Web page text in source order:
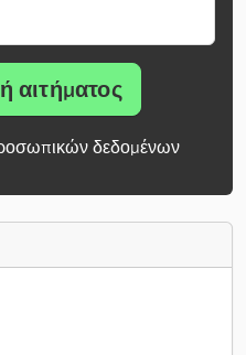
αιτήματος
δεδομένων